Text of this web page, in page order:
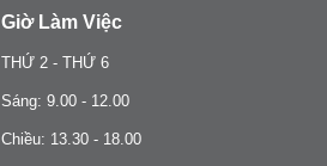
Giờ Làm Việc
THỨ 2 - THỨ 6
Sáng: 9.00 - 12.00
Chiều: 13.30 - 18.00